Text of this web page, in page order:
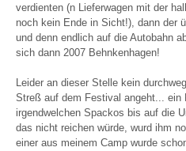
verdienten (n Lieferwagen mit der
noch kein Ende in Sicht!), dann der
und denn endlich auf die Autobahn
sich dann 2007 Behnkenhagen!
Leider an dieser Stelle kein
Streß auf dem Festival angeht... ein
irgendwelchen Spackos bis auf die
das nicht reichen würde, wurd ihm
einer aus meinem Camp wurde